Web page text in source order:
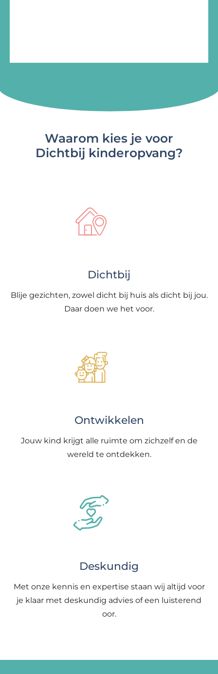
Waarom kies je voor
Dichtbij kinderopvang?
Dichtbij
Blije gezichten, zowel dicht bij huis als dicht bij jou.
Daar doen we het voor.
Ontwikkelen
Jouw kind krijgt alle ruimte om zichzelf en de
wereld te ontdekken.
Deskundig
Met onze kennis en expertise staan wij altijd voor
je klaar met deskundig advies of een luisterend
oor.